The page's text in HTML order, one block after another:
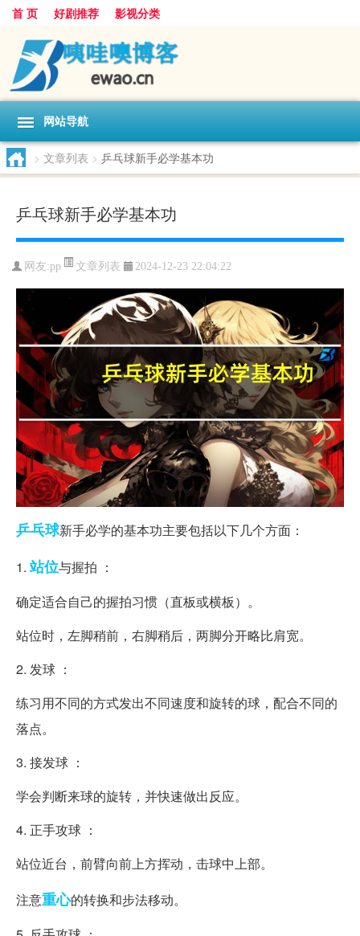
首 页 好剧推荐 影视分类
网站导航
> 文章列表 > 乒乓球新手必学基本功
乒乓球新手必学基本功
网友:pp 文章列表 2024-12-23 22:04:22
乒乓球新手必学的基本功主要包括以下几个方面：
1. 站位与握拍 ：
确定适合自己的握拍习惯（直板或横板）。
站位时，左脚稍前，右脚稍后，两脚分开略比肩宽。
2. 发球 ：
练习用不同的方式发出不同速度和旋转的球，配合不同的
落点。
3. 接发球 ：
学会判断来球的旋转，并快速做出反应。
4. 正手攻球 ：
站位近台，前臂向前上方挥动，击球中上部。
注意重心的转换和步法移动。